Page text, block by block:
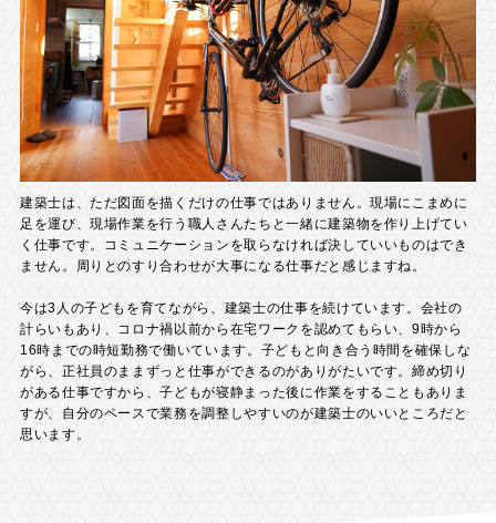
建築士は、ただ図面を描くだけの仕事ではありません。現場にこまめに
足を運び、現場作業を行う職人さんたちと一緒に建築物を作り上げてい
く仕事です。コミュニケーションを取らなければ決していいものはでき
ません。周りとのすり合わせが大事になる仕事だと感じますね。
今は3人の子どもを育てながら、建築士の仕事を続けています。会社の
計らいもあり、コロナ禍以前から在宅ワークを認めてもらい、9時から
16時までの時短勤務で働いています。子どもと向き合う時間を確保しな
がら、正社員のままずっと仕事ができるのがありがたいです。締め切り
がある仕事ですから、子どもが寝静まった後に作業をすることもありま
すが、自分のペースで業務を調整しやすいのが建築士のいいところだと
思います。